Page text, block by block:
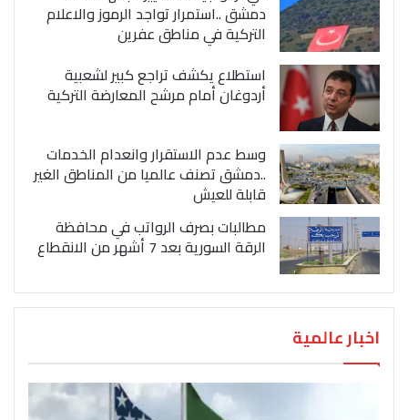
دمشق ..استمرار تواجد الرموز والاعلام
التركية في مناطق عفرين
استطلاع يكشف تراجع كبير لشعبية
أردوغان أمام مرشح المعارضة التركية
وسط عدم الاستقرار وانعدام الخدمات
..دمشق تصنف عالميا من المناطق الغير
قابلة للعيش
مطالبات بصرف الرواتب في محافظة
الرقة السورية بعد 7 أشهر من الانقطاع
اخبار عالمية